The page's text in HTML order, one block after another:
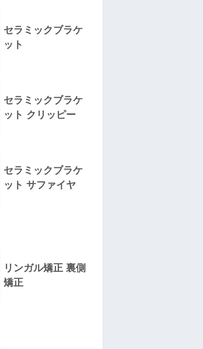
セラミックブラケ
ット
セラミックブラケ
ット クリッピー
セラミックブラケ
ット サファイヤ
リンガル矯正 裏側
矯正